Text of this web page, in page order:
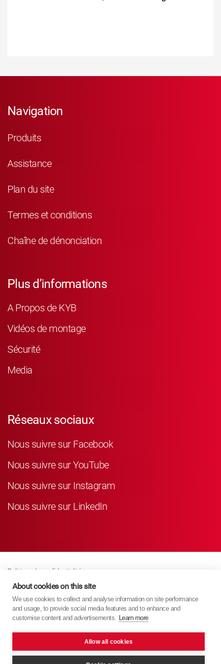
Navigation
Produits
Assistance
Plan du site
Termes et conditions
Chaîne de dénonciation
Plus d’informations
A Propos de KYB
Vidéos de montage
Sécurité
Media
Réseaux sociaux
Nous suivre sur Facebook
Nous suivre sur YouTube
Nous suivre sur Instagram
Nous suivre sur LinkedIn
Politique de confidentialité
Business Partner Privacy
Politique De Cookies
Modern Slavery Act Policy
About cookies on this site
We use cookies to collect and analyse information on site performance
and usage, to provide social media features and to enhance and
customise content and advertisements. Learn more
Allow all cookies